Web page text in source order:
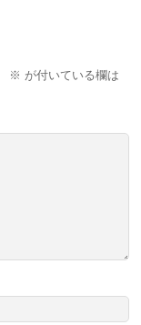
※ が付いている欄は